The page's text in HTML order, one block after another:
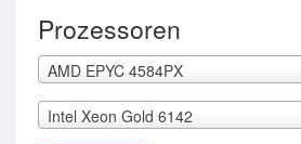
Prozessoren
AMD EPYC 4584PX
Intel Xeon Gold 6142